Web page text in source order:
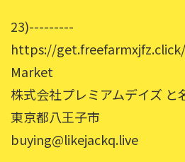
23)---------
https://get.freefarmxjfz.click/
Market
株式会社プレミアムデイズ と
東京都八王子市
buying@likejackq.live